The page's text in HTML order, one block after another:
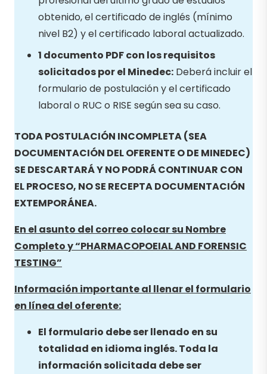
obtenido, el certificado de inglés (mínimo
nivel B2) y el certificado laboral actualizado.
1 documento PDF con los requisitos
solicitados por el Minedec: Deberá incluir el
formulario de postulación y el certificado
laboral o RUC o RISE según sea su caso.
TODA POSTULACIÓN INCOMPLETA (SEA
DOCUMENTACIÓN DEL OFERENTE O DE MINEDEC)
SE DESCARTARÁ Y NO PODRÁ CONTINUAR CON
EL PROCESO, NO SE RECEPTA DOCUMENTACIÓN
EXTEMPORÁNEA.
En el asunto del correo colocar su Nombre
Completo y “PHARMACOPOEIAL AND FORENSIC
TESTING”
Información importante al llenar el formulario
en línea del oferente:
El formulario debe ser llenado en su
totalidad en idioma inglés. Toda la
información solicitada debe ser